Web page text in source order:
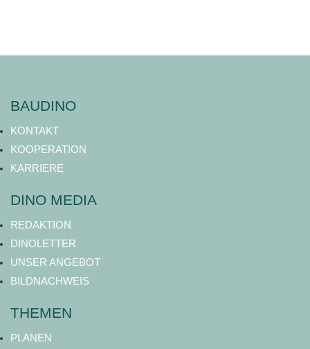
BAUDINO
KONTAKT
KOOPERATION
KARRIERE
DINO MEDIA
REDAKTION
DINOLETTER
UNSER ANGEBOT
BILDNACHWEIS
THEMEN
PLANEN